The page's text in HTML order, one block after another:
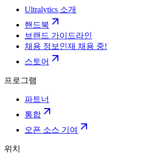
Ultralytics 소개
핸드북
브랜드 가이드라인
채용 정보 인재 채용 중!
스토어
프로그램
파트너
통합
오픈 소스 기여
위치